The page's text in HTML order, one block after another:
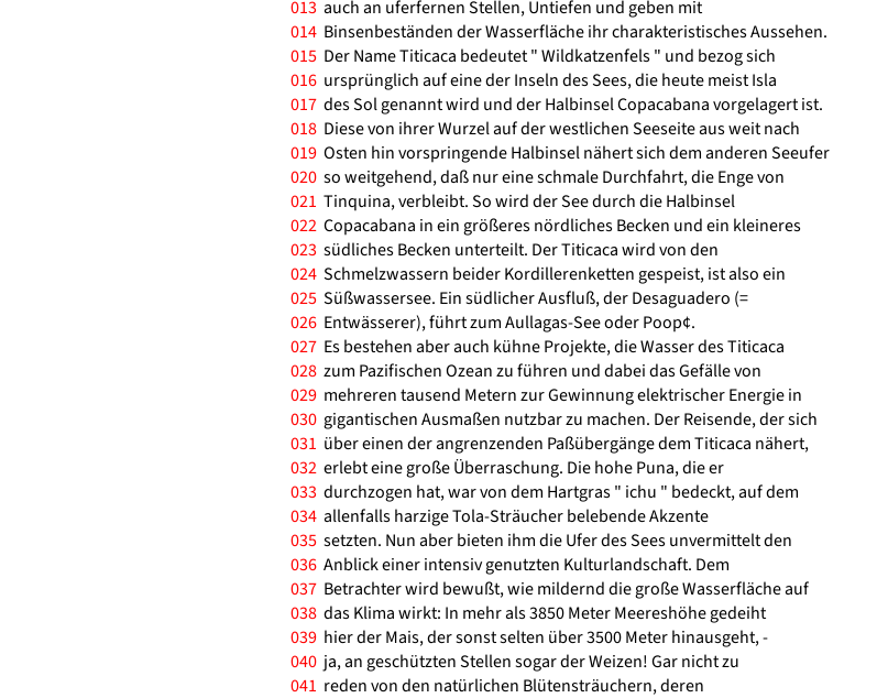
013 auch an uferfernen Stellen, Untiefen und geben mit
014 Binsenbeständen der Wasserfläche ihr charakteristisches Aussehen.
015 Der Name Titicaca bedeutet " Wildkatzenfels " und bezog sich
016 ursprünglich auf eine der Inseln des Sees, die heute meist Isla
017 des Sol genannt wird und der Halbinsel Copacabana vorgelagert ist.
018 Diese von ihrer Wurzel auf der westlichen Seeseite aus weit nach
019 Osten hin vorspringende Halbinsel nähert sich dem anderen Seeufer
020 so weitgehend, daß nur eine schmale Durchfahrt, die Enge von
021 Tinquina, verbleibt. So wird der See durch die Halbinsel
022 Copacabana in ein größeres nördliches Becken und ein kleineres
023 südliches Becken unterteilt. Der Titicaca wird von den
024 Schmelzwassern beider Kordillerenketten gespeist, ist also ein
025 Süßwassersee. Ein südlicher Ausfluß, der Desaguadero (=
026 Entwässerer), führt zum Aullagas-See oder Poop¢.
027 Es bestehen aber auch kühne Projekte, die Wasser des Titicaca
028 zum Pazifischen Ozean zu führen und dabei das Gefälle von
029 mehreren tausend Metern zur Gewinnung elektrischer Energie in
030 gigantischen Ausmaßen nutzbar zu machen. Der Reisende, der sich
031 über einen der angrenzenden Paßübergänge dem Titicaca nähert,
032 erlebt eine große Überraschung. Die hohe Puna, die er
033 durchzogen hat, war von dem Hartgras " ichu " bedeckt, auf dem
034 allenfalls harzige Tola-Sträucher belebende Akzente
035 setzten. Nun aber bieten ihm die Ufer des Sees unvermittelt den
036 Anblick einer intensiv genutzten Kulturlandschaft. Dem
037 Betrachter wird bewußt, wie mildernd die große Wasserfläche auf
038 das Klima wirkt: In mehr als 3850 Meter Meereshöhe gedeiht
039 hier der Mais, der sonst selten über 3500 Meter hinausgeht, -
040 ja, an geschützten Stellen sogar der Weizen! Gar nicht zu
041 reden von den natürlichen Blütensträuchern, deren